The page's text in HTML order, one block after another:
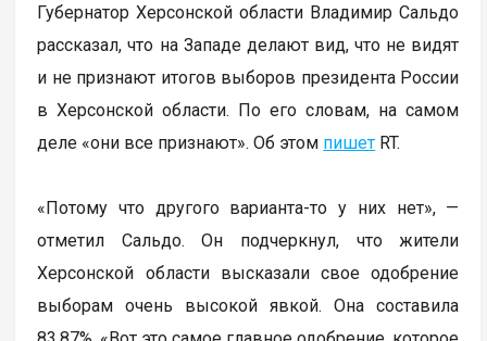
Губернатор Херсонской области Владимир Сальдо
рассказал, что на Западе делают вид, что не видят
и не признают итогов выборов президента России
в Херсонской области. По его словам, на самом
деле «они все признают». Об этом пишет RT.
«Потому что другого варианта-то у них нет», —
отметил Сальдо. Он подчеркнул, что жители
Херсонской области высказали свое одобрение
выборам очень высокой явкой. Она составила